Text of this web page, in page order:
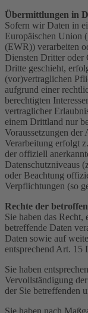
Übermittlungen in
Sofern wir Daten in
Europäischen Union
(EWR)) verarbeiten
Diensten Dritter
Dritte geschieht,
(vor)vertraglichen
aufgrund einer
berechtigten
vertraglicher
einem Drittland nur
Voraussetzungen
Verarbeitung erfolgt
der offiziell
Datenschutzniveaus
oder Beachtung
Verpflichtungen (so
Rechte der
Sie haben das
betreffende Daten
Daten sowie auf
entsprechend Art. 15
Sie haben
Vervollständigung
der Sie betreffenden
Sie haben nach